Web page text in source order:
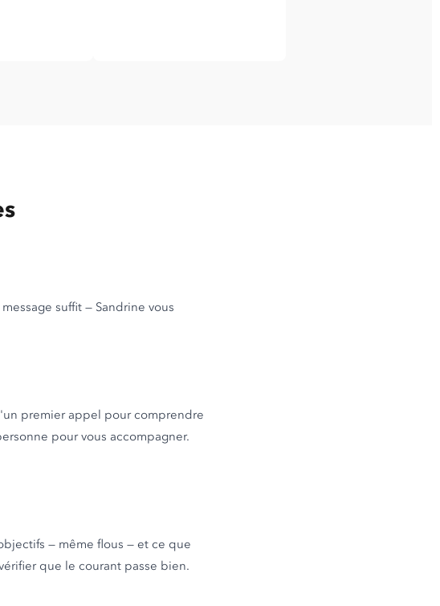
suffit — Sandrine vous
premier appel pour comprendre
pour vous accompagner.
— même flous — et ce que
que le courant passe bien.